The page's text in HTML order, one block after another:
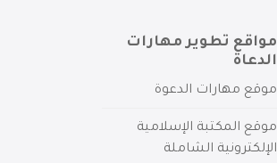
مواقع تطوير مهارات
الدعاة
موقع مهارات الدعوة
موقع المكتبة الإسلامية
الإلكترونية الشاملة